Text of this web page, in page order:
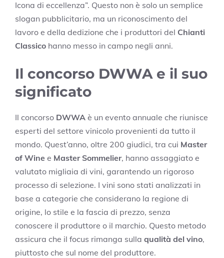
Icona di eccellenza”. Questo non è solo un semplice
slogan pubblicitario, ma un riconoscimento del
lavoro e della dedizione che i produttori del Chianti
Classico hanno messo in campo negli anni.
Il concorso DWWA e il suo
significato
Il concorso DWWA è un evento annuale che riunisce
esperti del settore vinicolo provenienti da tutto il
mondo. Quest’anno, oltre 200 giudici, tra cui Master
of Wine e Master Sommelier, hanno assaggiato e
valutato migliaia di vini, garantendo un rigoroso
processo di selezione. I vini sono stati analizzati in
base a categorie che considerano la regione di
origine, lo stile e la fascia di prezzo, senza
conoscere il produttore o il marchio. Questo metodo
assicura che il focus rimanga sulla qualità del vino,
piuttosto che sul nome del produttore.